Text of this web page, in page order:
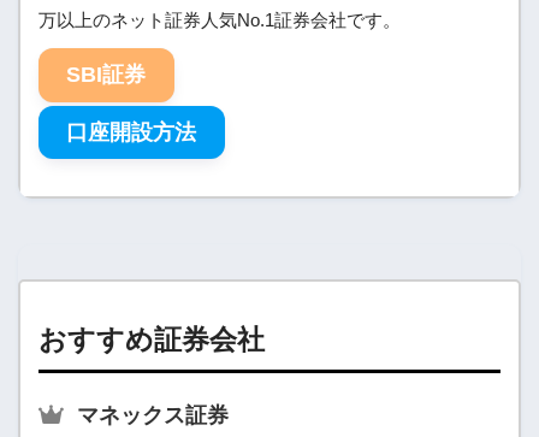
万以上のネット証券人気No.1証券会社です。
SBI証券
口座開設方法
おすすめ証券会社
マネックス証券